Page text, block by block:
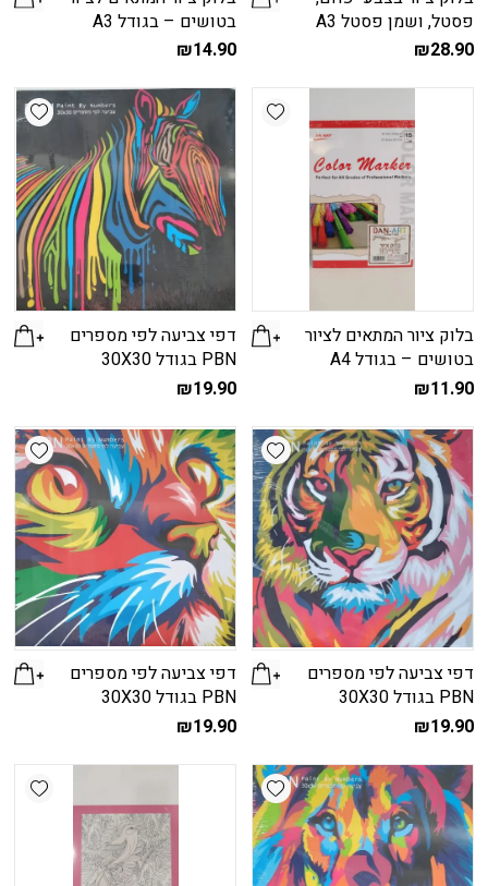
פסטל, ושמן פסטל A3
₪28.90
בטושים – בגודל A3
₪14.90
Add wishlist
בלוק ציור המתאים לציור
בטושים – בגודל A4
₪11.90
דפי צביעה לפי מספרים
PBN בגודל 30X30
₪19.90
Add wishlist
דפי צביעה לפי מספרים
PBN בגודל 30X30
₪19.90
דפי צביעה לפי מספרים
PBN בגודל 30X30
₪19.90
Add wishlist